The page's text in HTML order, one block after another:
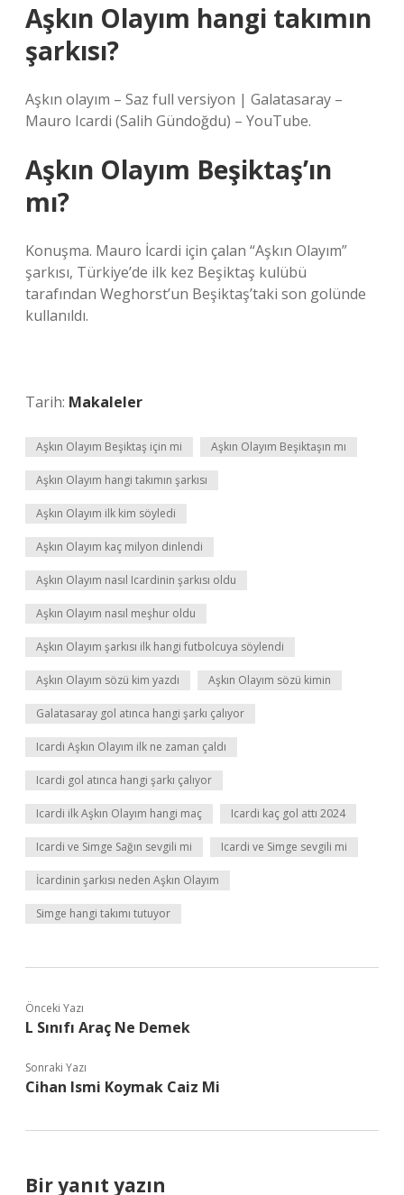
Aşkın Olayım hangi takımın
şarkısı?
Aşkın olayım – Saz full versiyon | Galatasaray –
Mauro Icardi (Salih Gündoğdu) – YouTube.
Aşkın Olayım Beşiktaş’ın
mı?
Konuşma. Mauro İcardi için çalan “Aşkın Olayım”
şarkısı, Türkiye’de ilk kez Beşiktaş kulübü
tarafından Weghorst’un Beşiktaş’taki son golünde
kullanıldı.
Tarih: Makaleler
Aşkın Olayım Beşiktaş için mi Aşkın Olayım Beşiktaşın mı
Aşkın Olayım hangi takımın şarkısı
Aşkın Olayım ilk kim söyledi
Aşkın Olayım kaç milyon dinlendi
Aşkın Olayım nasıl Icardinin şarkısı oldu
Aşkın Olayım nasıl meşhur oldu
Aşkın Olayım şarkısı ilk hangi futbolcuya söylendi
Aşkın Olayım sözü kim yazdı Aşkın Olayım sözü kimin
Galatasaray gol atınca hangi şarkı çalıyor
Icardi Aşkın Olayım ilk ne zaman çaldı
Icardi gol atınca hangi şarkı çalıyor
Icardi ilk Aşkın Olayım hangi maç Icardi kaç gol attı 2024
Icardi ve Simge Sağın sevgili mi Icardi ve Simge sevgili mi
İcardinin şarkısı neden Aşkın Olayım
Simge hangi takımı tutuyor
Önceki Yazı
L Sınıfı Araç Ne Demek
Sonraki Yazı
Cihan Ismi Koymak Caiz Mi
Bir yanıt yazın